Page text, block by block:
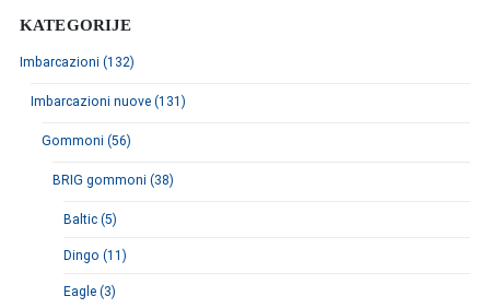
KATEGORIJE
Imbarcazioni (132)
Imbarcazioni nuove (131)
Gommoni (56)
BRIG gommoni (38)
Baltic (5)
Dingo (11)
Eagle (3)